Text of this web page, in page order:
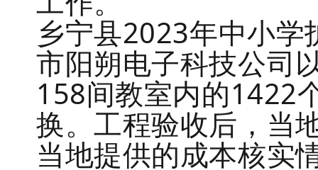
乡宁县2023年中小
市阳朔电子科技公司
158间教室内的1422
换。工程验收后，当
当地提供的成本核实